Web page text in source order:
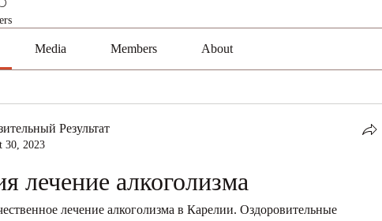
Media Members About
Результат
30, 2023
лечение алкоголизма
лечение алкоголизма в Карелии. Оздоровительные